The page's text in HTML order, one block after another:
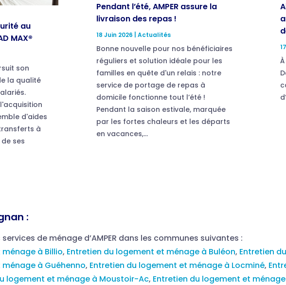
au
MAX®
son
la qualité
d'aides
à
ses
Pendant l’été, AMPER assure la
livraison des repas !
18 Juin 2026 Actualités
Bonne nouvelle pour nos bénéficiaires
réguliers et solution idéale pour les
familles en quête d'un relais : notre
service de portage de repas à
domicile fonctionne tout l’été !
Pendant la saison estivale, marquée
par les fortes chaleurs et les départs
en vacances,...
:
de ménage d’AMPER dans les communes suivantes :
à Billio, Entretien du logement et ménage à Buléon, Entretien
à Guéhenno, Entretien du logement et ménage à Locminé,
logement et ménage à Moustoir-Ac, Entretien du logement et